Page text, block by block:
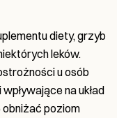
diety, grzyb
leków.
u osób
na układ
poziom